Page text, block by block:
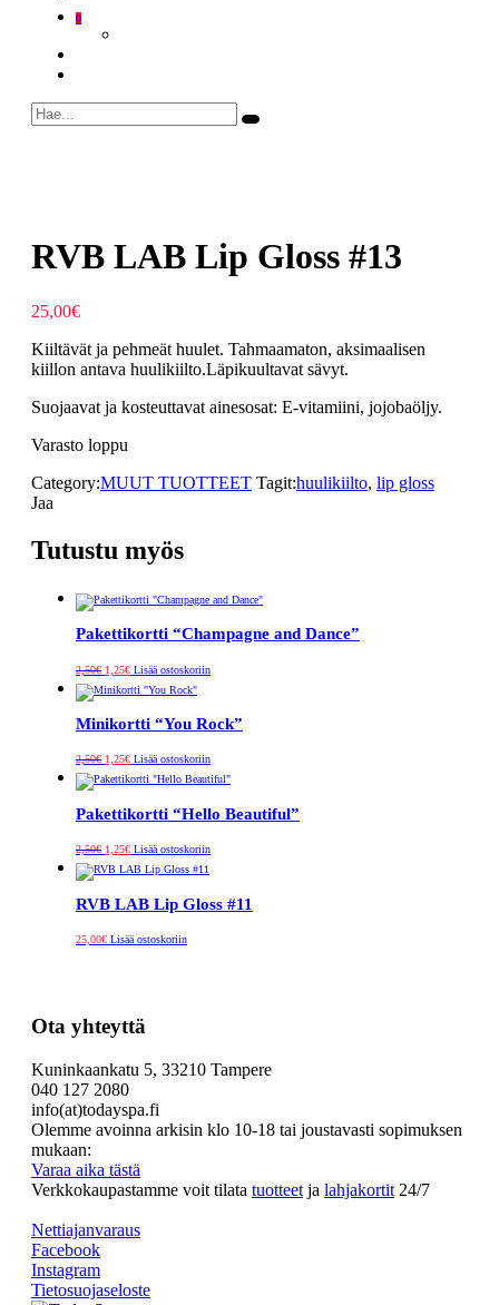
0
RVB LAB Lip Gloss #13
25,00€
Kiiltävät ja pehmeät huulet. Tahmaamaton, aksimaalisen
kiillon antava huulikiilto.Läpikuultavat sävyt.
Suojaavat ja kosteuttavat ainesosat: E-vitamiini, jojobaöljy.
Varasto loppu
Category:MUUT TUOTTEET Tagit:huulikiilto, lip gloss
Jaa
Tutustu myös
Pakettikortti “Champagne and Dance”
2,50€hinta
oli:
2,50€.
1,25€hinta
on:
1,25€.
Lisää ostoskoriin
Minikortti “You Rock”
2,50€
Alkuperäinen
hinta
oli:
1,25€
Nykyinen
hinta
on:
Lisää ostoskoriin
Pakettikortti “Hello Beautiful”
2,50€
Alkuperäinen
hinta
oli:
2,50€.
1,25€
Nykyinen
hinta
on:
1,25€.
Lisää ostoskoriin
RVB LAB Lip Gloss #11
25,00€ Lisää ostoskoriin
Ota yhteyttä
Kuninkaankatu 5, 33210 Tampere
040 127 2080
info(at)todayspa.fi
Olemme avoinna arkisin klo 10-18 tai joustavasti sopimuksen
mukaan:
Varaa aika tästä
Verkkokaupastamme voit tilata tuotteet ja lahjakortit 24/7
Nettiajanvaraus
Facebook
Instagram
Tietosuojaseloste